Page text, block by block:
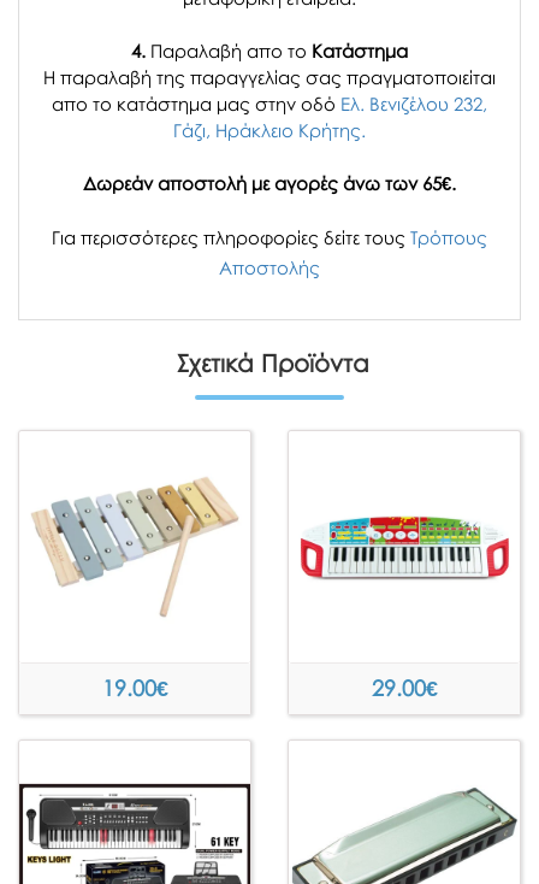
4. Παραλαβή απο το Κατάστημα
H παραλαβή της παραγγελίας σας πραγματοποιείται
απο το κατάστημα μας στην οδό Ελ. Βενιζέλου 232,
Γάζι, Ηράκλειο Κρήτης.
Δωρεάν αποστολή με αγορές άνω των 65€.
Για περισσότερες πληροφορίες δείτε τους Τρόπους
Αποστολής
Σχετικά Προϊόντα
19.00€ 29.00€